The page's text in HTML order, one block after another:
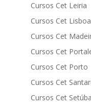
Cursos Cet Leiria
Cursos Cet Lisboa
Cursos Cet
Cursos Cet
Cursos Cet Porto
Cursos Cet
Cursos Cet